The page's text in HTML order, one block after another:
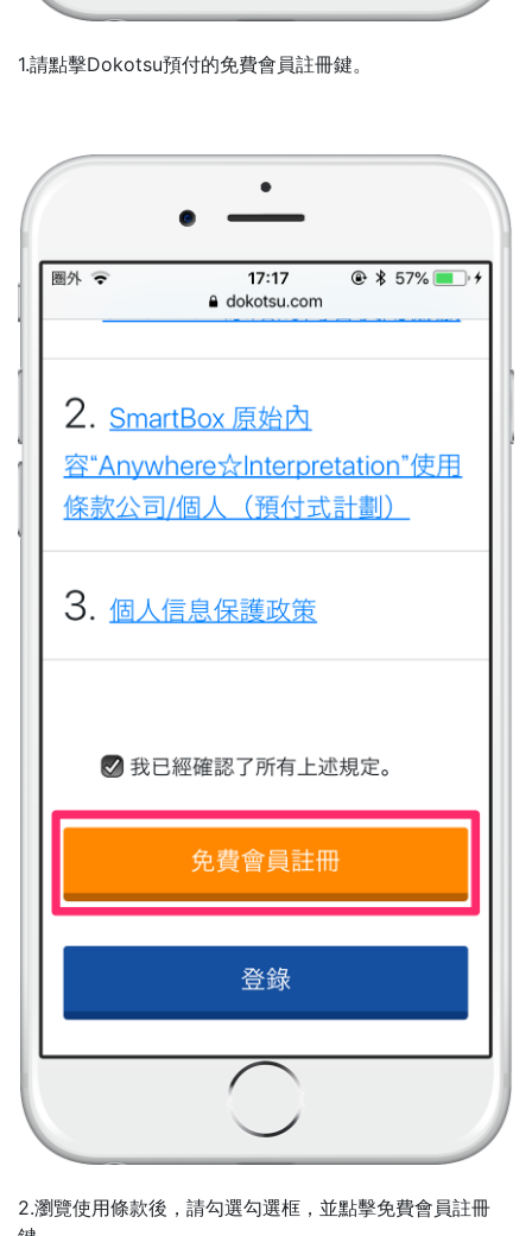
1.請點擊Dokotsu預付的免費會員註冊鍵。
2.瀏覽使用條款後，請勾選勾選框，並點擊免費會員註冊